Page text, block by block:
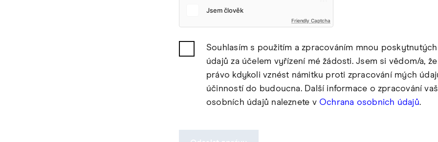
Friendly Captcha
Souhlasím s použitím a zpracováním mnou
údajů za účelem vyřízení mé žádosti. Jsem si vědom/a,
právo kdykoli vznést námitku proti zpracování mých
účinností do budoucna. Další informace o zpracování
osobních údajů naleznete v Ochrana osobnich údajů.